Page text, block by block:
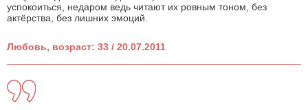
успокоиться, недаром ведь читают их ровным тоном, без
актёрства, без лишних эмоций.
Любовь, возраст: 33 / 20.07.2011